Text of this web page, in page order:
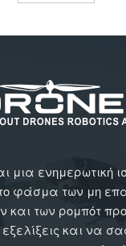
μια ενημερωτική
φάσμα των μη
και των ρομπότ
και να